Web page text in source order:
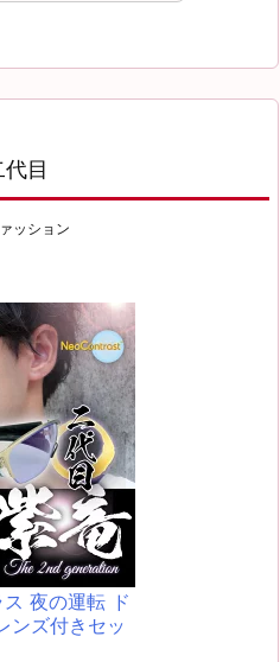
目
ッション
夜の運転 ド
ンズ付きセッ